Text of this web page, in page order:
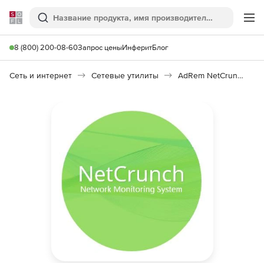
Softline
Поиск
8 (800) 200-08-60Запрос ценыИнферитБлог
Сеть и интернет Сетевые утилиты AdRem NetCrunch Monitoring System